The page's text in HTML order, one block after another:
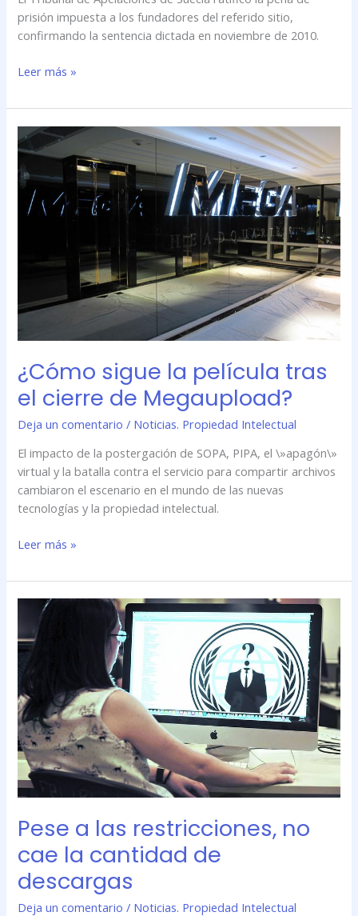
prisión impuesta a los fundadores del referido sitio,
confirmando la sentencia dictada en noviembre de 2010.
Leer más »
¿Cómo sigue la película tras
el cierre de Megaupload?
Deja un comentario / Noticias. Propiedad Intelectual
El impacto de la postergación de SOPA, PIPA, el \»apagón\»
virtual y la batalla contra el servicio para compartir archivos
cambiaron el escenario en el mundo de las nuevas
tecnologías y la propiedad intelectual.
¿Cómo
sigue
la
película
tras
Megaupload?
Leer más »
Pese a las restricciones, no
cae la cantidad de
descargas
Deja un comentario / Noticias. Propiedad Intelectual
Pese
las
restricciones,
no
cae
la
cantidad
de
descargas